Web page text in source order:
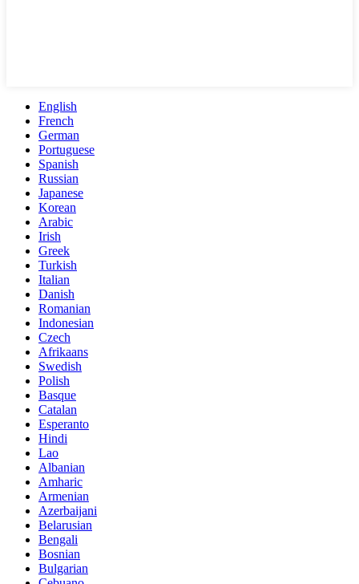
English
French
German
Portuguese
Spanish
Russian
Japanese
Korean
Arabic
Irish
Greek
Turkish
Italian
Danish
Romanian
Indonesian
Czech
Afrikaans
Swedish
Polish
Basque
Catalan
Esperanto
Hindi
Lao
Albanian
Amharic
Armenian
Azerbaijani
Belarusian
Bengali
Bosnian
Bulgarian